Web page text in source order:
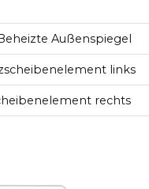
Außenspiegel
links
rechts